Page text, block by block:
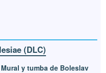
(DLC)
Mural y tumba de Boleslav